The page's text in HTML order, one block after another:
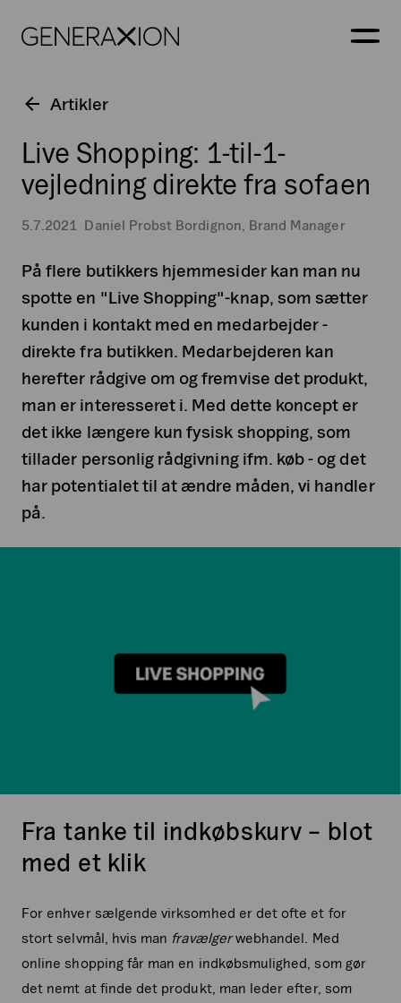
Generaxion
Artikler
Live Shopping: 1-til-1-
vejledning direkte fra sofaen
5.7.2021 Daniel Probst Bordignon, Brand Manager
På flere butikkers hjemmesider kan man nu
spotte en "Live Shopping"-knap, som sætter
kunden i kontakt med en medarbejder -
direkte fra butikken. Medarbejderen kan
herefter rådgive om og fremvise det produkt,
man er interesseret i. Med dette koncept er
det ikke længere kun fysisk shopping, som
tillader personlig rådgivning ifm. køb - og det
har potentialet til at ændre måden, vi handler
på.
Fra tanke til indkøbskurv – blot
med et klik
For enhver sælgende virksomhed er det ofte et for
stort selvmål, hvis man fravælgerwebhandel. Med
online shopping får man en indkøbsmulighed, som gør
det nemt at finde det produkt, man leder efter, som